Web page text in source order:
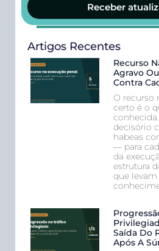
Receber
Artigos Recentes
Recurso
Agravo
Contra
O recurso
certo é o
decisório
habeas
— para
da
estrutura
que levam
Saída Do
Após A